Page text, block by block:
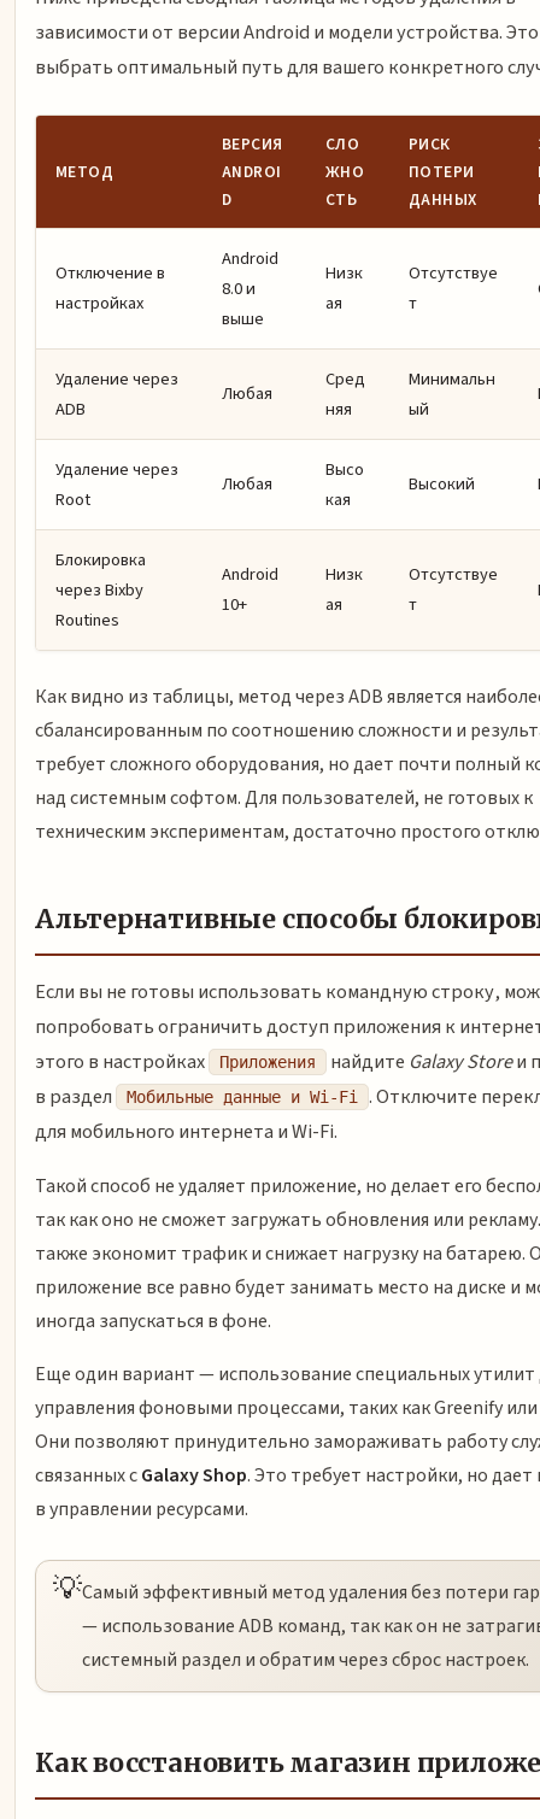
зависимости от версии Android и модели устройства.
выбрать оптимальный путь для вашего конкретного
МЕТОД
ВЕРСИЯ
ANDROI
D
СЛО
ЖНО
СТЬ
РИСК
ПОТЕРИ
ДАННЫХ
Отключение в
настройках
Android
8.0 и
выше
Низк
ая
Отсутствуе
т
Удаление через
ADB
Любая
Сред
няя
Минимальн
ый
Удаление через
Root
Любая
Высо
кая
Высокий
Блокировка
через Bixby
Routines
Android
10+
Низк
ая
Отсутствуе
т
Как видно из таблицы, метод через ADB является
сбалансированным по соотношению сложности и
требует сложного оборудования, но дает почти полный
над системным софтом. Для пользователей, не готовых к
техническим экспериментам, достаточно простого
Альтернативные способы
Если вы не готовы использовать командную строку,
попробовать ограничить доступ приложения к
этого в настройках
Приложения найдите Galaxy Storeи
в раздел
Мобильные данные и Wi-Fi
. Отключите
для мобильного интернета и Wi-Fi.
Такой способ не удаляет приложение, но делает его
так как оно не сможет загружать обновления или
также экономит трафик и снижает нагрузку на батарею.
приложение все равно будет занимать место на диске и
иногда запускаться в фоне.
Еще один вариант — использование специальных утилит
управления фоновыми процессами, таких как Greenify или
Они позволяют принудительно замораживать работу
связанных сGalaxy Shop. Это требует настройки, но дает
в управлении ресурсами.
💡Самый эффективный метод удаления без потери
— использование ADB команд, так как он не
системный раздел и обратим через сброс настроек.
Как восстановить магазин